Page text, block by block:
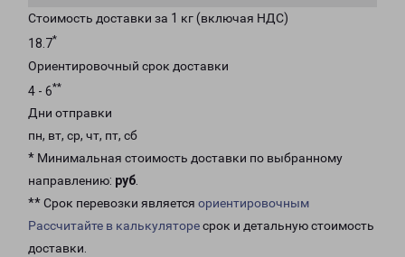
Стоимость доставки за 1 кг (включая НДС)
18.7*
Ориентировочный срок доставки
4 - 6**
Дни отправки
пн, вт, ср, чт, пт, сб
* Минимальная стоимость доставки по выбранному
направлению: руб.
** Срок перевозки является ориентировочным
Рассчитайте в калькуляторесрок и детальную стоимость
доставки.